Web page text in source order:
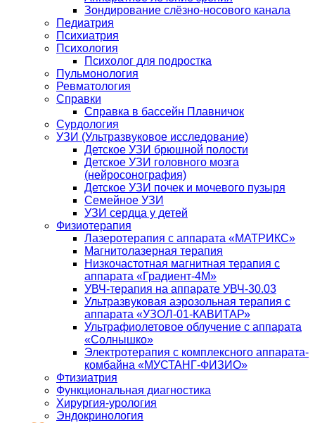
Зондирование слёзно-носового канала
Педиатрия
Психиатрия
Психология
Психолог для подростка
Пульмонология
Ревматология
Справки
Справка в бассейн Плавничок
Сурдология
УЗИ (Ультразвуковое исследование)
Детское УЗИ брюшной полости
Детское УЗИ головного мозга
(нейросонография)
Детское УЗИ почек и мочевого пузыря
Семейное УЗИ
УЗИ сердца у детей
Физиотерапия
Лазеротерапия с аппарата «МАТРИКС»
Магнитолазерная терапия
Низкочастотная магнитная терапия с
аппарата «Градиент-4М»
УВЧ-терапия на аппарате УВЧ-30.03
Ультразвуковая аэрозольная терапия с
аппарата «УЗОЛ-01-КАВИТАР»
Ультрафиолетовое облучение с аппарата
«Солнышко»
Электротерапия с комплексного аппарата-
комбайна «МУСТАНГ-ФИЗИО»
Фтизиатрия
Функциональная диагностика
Хирургия-урология
Эндокринология